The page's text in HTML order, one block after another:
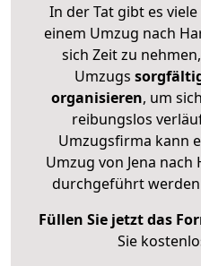
In der Tat gibt es
einem Umzug nach
sich Zeit zu
Umzugs
organisieren, um
reibungslos
Umzugsfirma kann
Umzug von Jena
durchgeführt
Füllen Sie jetzt das
Sie